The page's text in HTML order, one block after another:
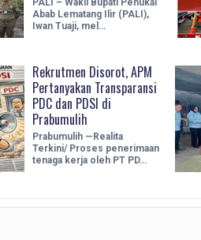
Abab Lematang Ilir (PALI),
Iwan Tuaji, mel…
Rekrutmen Disorot, APM
Pertanyakan Transparansi
PDC dan PDSI di
Prabumulih
Prabumulih —Realita
Terkini/ Proses penerimaan
tenaga kerja oleh PT PD…